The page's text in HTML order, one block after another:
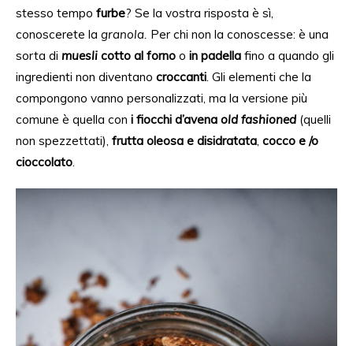
stesso tempo furbe? Se la vostra risposta è sì,
conoscerete la granola. Per chi non la conoscesse: è una
sorta di muesli cotto al forno o in padella fino a quando gli
ingredienti non diventano croccanti. Gli elementi che la
compongono vanno personalizzati, ma la versione più
comune è quella con i fiocchi d’avena old fashioned (quelli
non spezzettati), frutta oleosa e disidratata, cocco e /o
cioccolato.